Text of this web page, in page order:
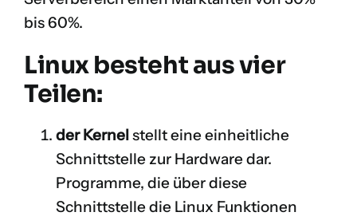
bis 60%.
Linux besteht aus vier
Teilen:
der Kernel stellt eine einheitliche
Schnittstelle zur Hardware dar.
Programme, die über diese
Schnittstelle die Linux Funktionen